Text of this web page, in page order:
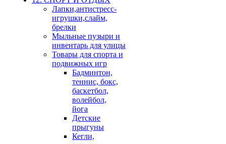
Лапки,антистресс-
игрушки,слайм,
брелки
Мыльные пузыри и
инвентарь для улицы
Товары для спорта и
подвижных игр
Бадминтон,
теннис, бокс,
баскетбол,
волейбол,
йога
Детские
прыгуны
Кегли,